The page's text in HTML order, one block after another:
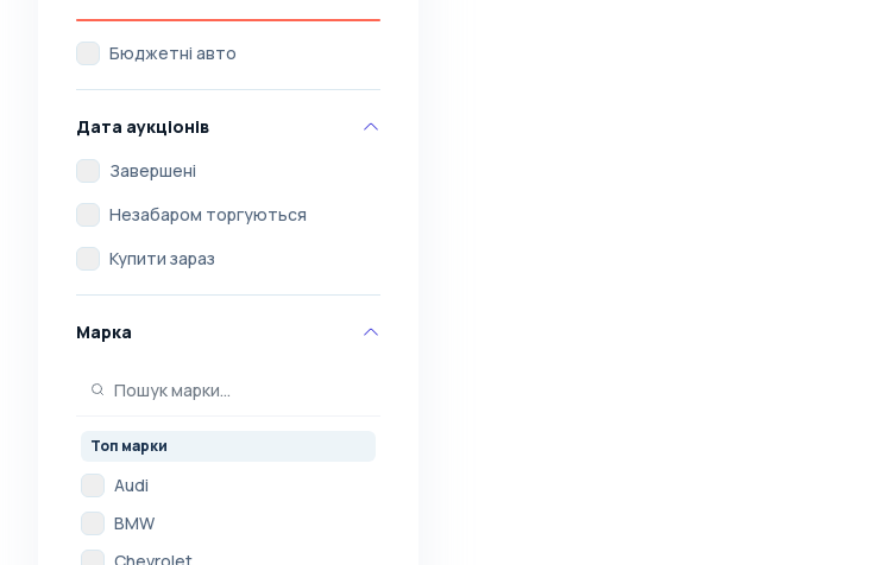
Бюджетні авто
Дата аукціонів
Завершені
Незабаром торгуються
Купити зараз
Марка
Топ марки
Audi
BMW